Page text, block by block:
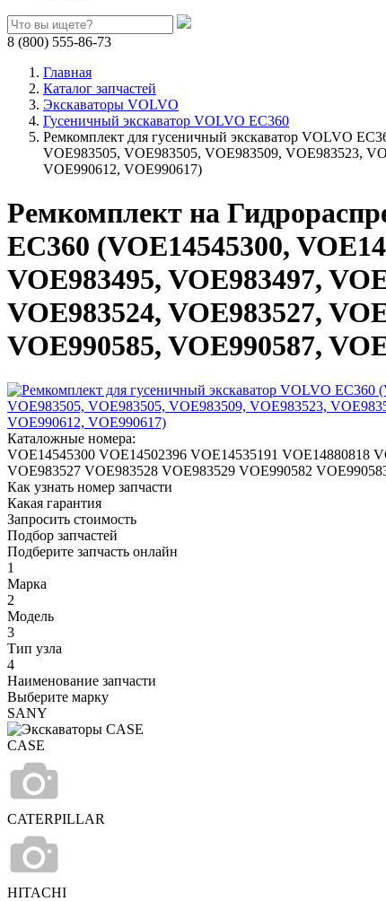
8 (800) 555-86-73
Главная
Каталог запчастей
Экскаваторы VOLVO
Гусеничный экскаватор VOLVO EC360
Ремкомплект для гусеничный экскаватор VOLVO
VOE983505, VOE983505, VOE983509, VOE983523,
VOE990612, VOE990617)
Ремкомплект на
EC360 (VOE14545300,
VOE983495, VOE983497,
VOE983524, VOE983527,
VOE990585, VOE990587,
Каталожные номера:
VOE14545300 VOE14502396 VOE14535191 VOE14880818
VOE983527 VOE983528 VOE983529 VOE990582
Как узнать номер запчасти
Какая гарантия
Запросить стоимость
Подбор запчастей
Подберите запчасть онлайн
1
Марка
2
Модель
3
Тип узла
4
Наименование запчасти
Выберите марку
SANY
CASE
CATERPILLAR
HITACHI